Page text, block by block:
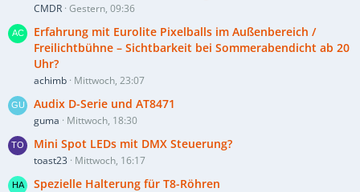
CMDR Gestern, 09:36
Erfahrung mit Eurolite Pixelballs im Außenbereich /
Freilichtbühne – Sichtbarkeit bei Sommerabendicht ab 20
Uhr?
achimb Mittwoch, 23:07
Audix D-Serie und AT8471
guma Mittwoch, 18:30
Mini Spot LEDs mit DMX Steuerung?
toast23 Mittwoch, 16:17
Spezielle Halterung für T8-Röhren